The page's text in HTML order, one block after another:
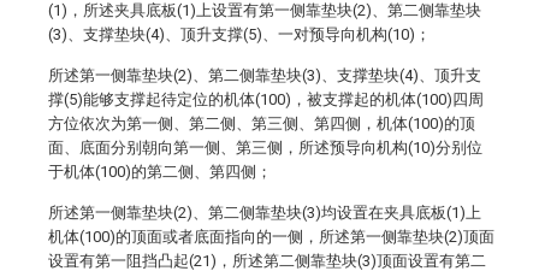
(1)，所述夹具底板(1)上设置有第一侧靠垫块(2)、第二侧靠垫块
(3)、支撑垫块(4)、顶升支撑(5)、一对预导向机构(10)；
所述第一侧靠垫块(2)、第二侧靠垫块(3)、支撑垫块(4)、顶升支
撑(5)能够支撑起待定位的机体(100)，被支撑起的机体(100)四周
方位依次为第一侧、第二侧、第三侧、第四侧，机体(100)的顶
面、底面分别朝向第一侧、第三侧，所述预导向机构(10)分别位
于机体(100)的第二侧、第四侧；
所述第一侧靠垫块(2)、第二侧靠垫块(3)均设置在夹具底板(1)上
机体(100)的顶面或者底面指向的一侧，所述第一侧靠垫块(2)顶面
设置有第一阻挡凸起(21)，所述第二侧靠垫块(3)顶面设置有第二